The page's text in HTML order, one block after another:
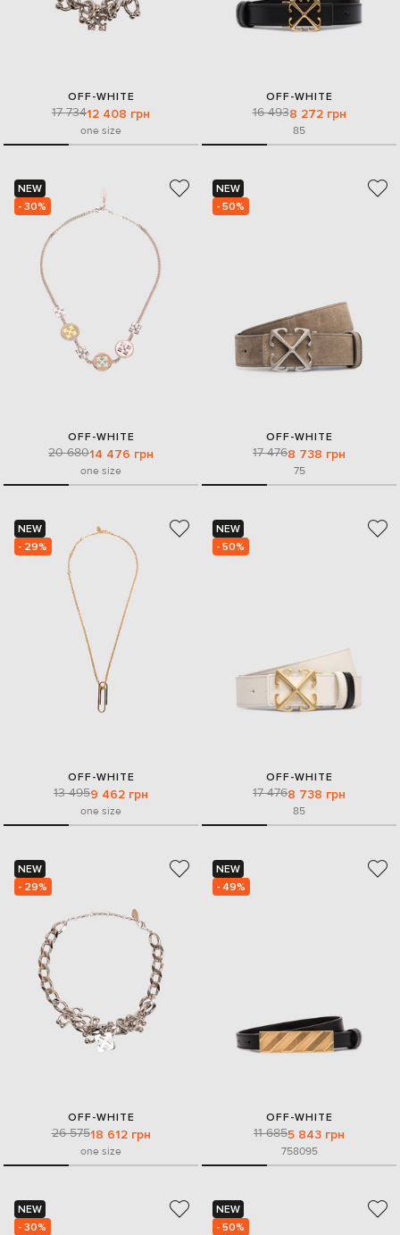
OFF-WHITE
17 73412 408 грн
one size
OFF-WHITE
16 4938 272 грн
85
NEW
- 30%
OFF-WHITE
20 68014 476 грн
one size
NEW
- 50%
OFF-WHITE
17 4768 738 грн
75
NEW
- 29%
OFF-WHITE
13 4959 462 грн
one size
NEW
- 50%
OFF-WHITE
17 4768 738 грн
85
NEW
- 29%
OFF-WHITE
26 57518 612 грн
one size
NEW
- 49%
OFF-WHITE
11 6855 843 грн
758095
NEW
- 30%
NEW
- 50%